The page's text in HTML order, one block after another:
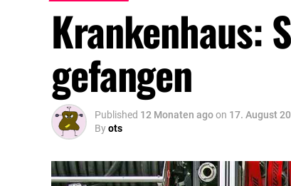
Krankenhaus:
gefangen
Published 12 Monaten agoon 17. August
Byots